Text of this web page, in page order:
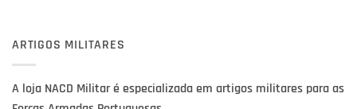
ARTIGOS MILITARES
A loja NACD Militar é especializada em artigos militares para as